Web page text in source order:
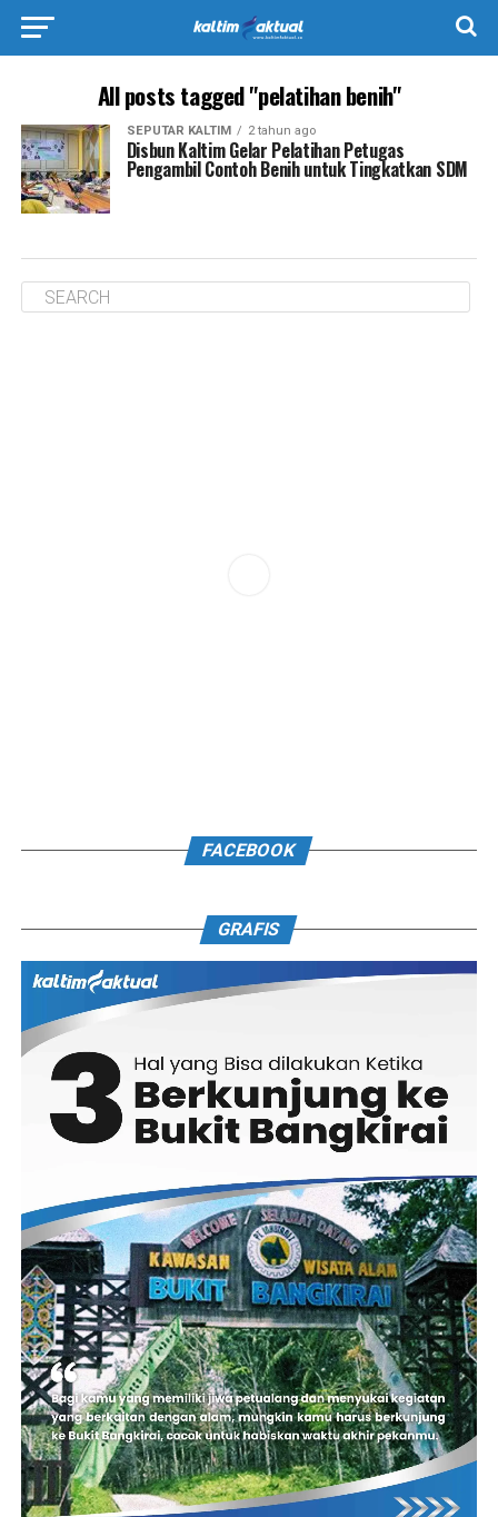
All posts tagged "pelatihan benih"
SEPUTAR KALTIM 2 tahun ago
Disbun Kaltim Gelar Pelatihan Petugas
Pengambil Contoh Benih untuk Tingkatkan SDM
FACEBOOK
GRAFIS